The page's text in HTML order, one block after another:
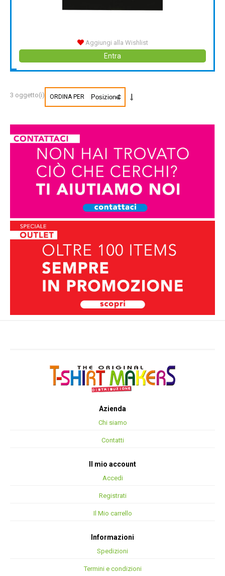
Aggiungi alla Wishlist
Entra
3 oggetto(i) ORDINA PER
Azienda
Chi siamo
Contatti
Il mio account
Accedi
Registrati
Il Mio carrello
Informazioni
Spedizioni
Termini e condizioni